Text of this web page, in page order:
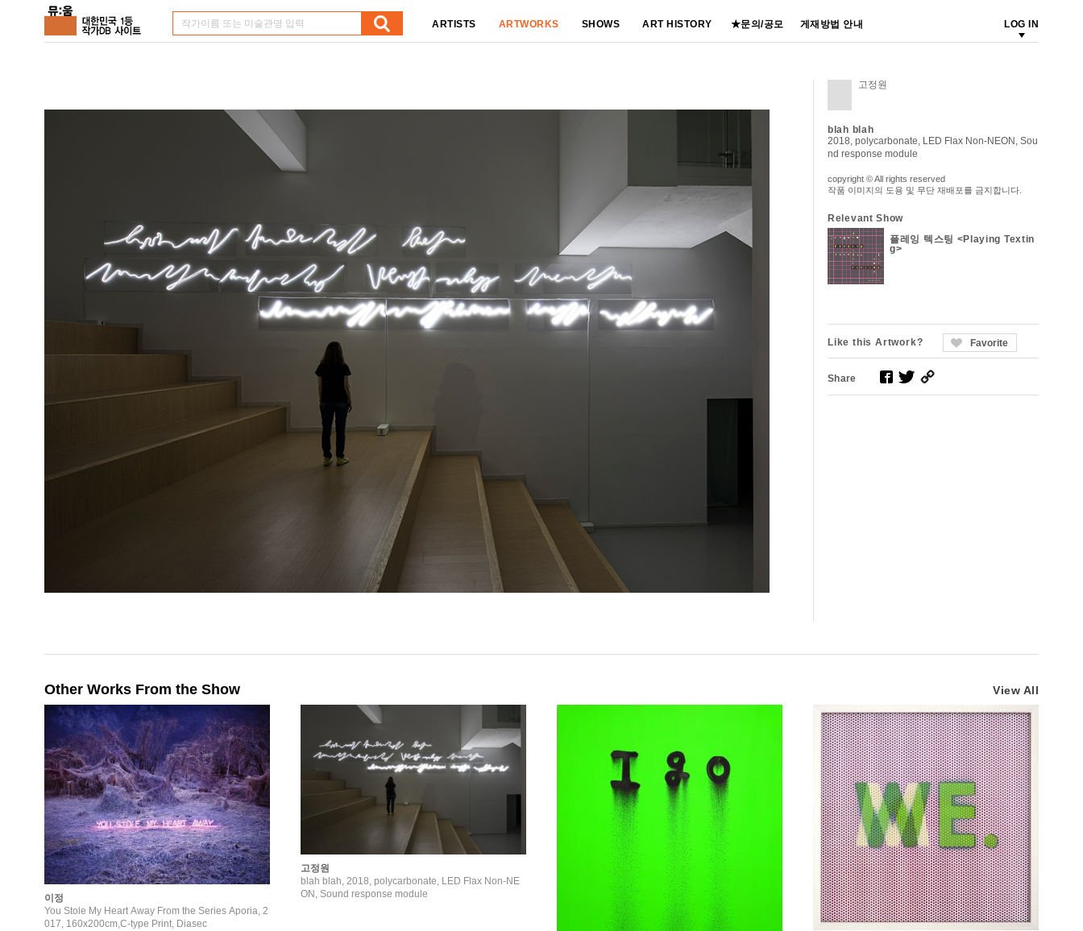
ARTISTS ARTWORKS SHOWS ART HISTORY ★문의/공모 게재방법 안내 LOG IN
고정원
blah blah
2018, polycarbonate, LED Flax Non-NEON, Sou
nd response module
copyright © All rights reserved
작품 이미지의 도용 및 무단 재배포를 금지합니다.
Relevant Show
플레잉 텍스팅 <Playing Textin
g>
Like this Artwork? Favorite
Share
Other Works From the Show View All
이정
You Stole My Heart Away From the Series Aporia, 2
017, 160x200cm,C-type Print, Diasec
고정원
blah blah, 2018, polycarbonate, LED Flax Non-NE
ON, Sound response module